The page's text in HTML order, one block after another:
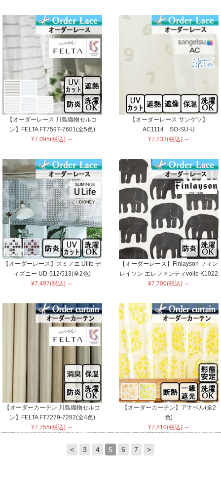
【オーダーレース 川島織物セルコ
ン】FELTA FT7597-7601(全5色)
¥7,095(税込) ～
【オーダーレース サンゲツ】
AC1114 SO-SU-U
¥7,233(税込) ～
【オーダーレース】スミノエ Ulife デ
ィズニー UD-512/513(全2色)
¥7,497(税込) ～
【オーダーレース】Finlayson フィン
レイソン エレファンティvoile K1022
¥7,700(税込) ～
【オーダーカーテン 川島織物セルコ
ン】FELTA FT7279-7282(全4色)
¥7,755(税込) ～
【オーダーカーテン】アナベル(全2
色)
¥7,810(税込) ～
< 3 4 5 6 7 >